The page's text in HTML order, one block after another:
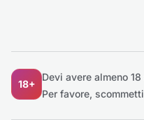
18+
Devi avere almeno
Per favore,